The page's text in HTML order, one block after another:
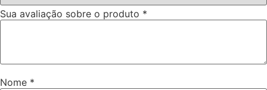
Sua avaliação sobre o produto *
Nome *